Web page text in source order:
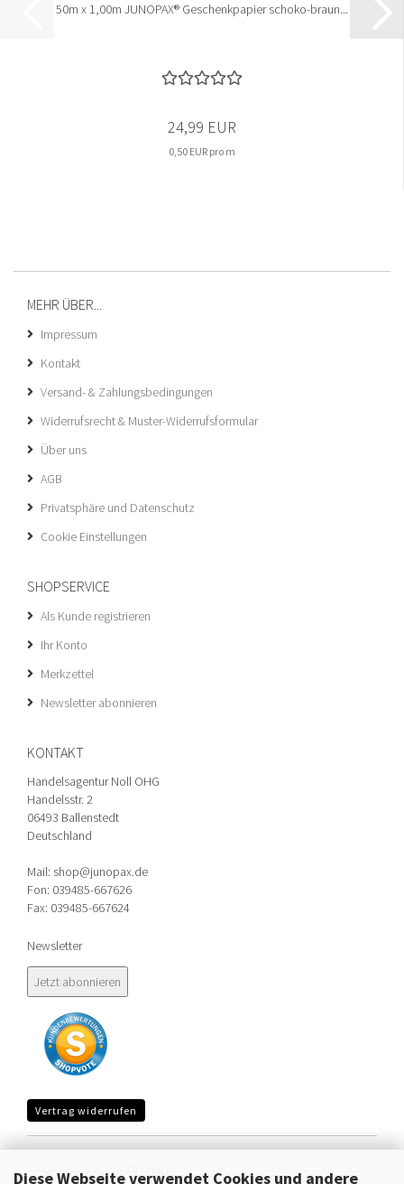
Diese Webseite verwendet Cookies und andere
50m x 1,00m JUNOPAX® Geschenkpapier schoko-braun...
24,99 EUR
0,50 EUR pro m
MEHR ÜBER...
Impressum
Kontakt
Versand- & Zahlungsbedingungen
Widerrufsrecht & Muster-Widerrufsformular
Über uns
AGB
Privatsphäre und Datenschutz
Cookie Einstellungen
SHOPSERVICE
Als Kunde registrieren
Ihr Konto
Merkzettel
Newsletter abonnieren
KONTAKT
Handelsagentur Noll OHG
Handelsstr. 2
06493 Ballenstedt
Deutschland
Mail: shop@junopax.de
Fon: 039485-667626
Fax: 039485-667624
Newsletter
Vertrag widerrufen
SICHER EINKAUFEN MIT